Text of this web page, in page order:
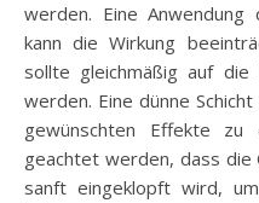
werden. Eine
kann die Wirkung
sollte gleichmäßig auf
werden. Eine dünne
gewünschten Effekte
geachtet werden, dass die
sanft eingeklopft wird,